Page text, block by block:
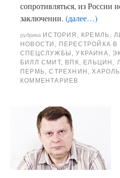
сопротивляться, из России
заключении. (далее…)
рубрика ИСТОРИЯ , КРЕМЛЬ,
НОВОСТИ , ПЕРЕСТРОЙКА В
СПЕЦСЛУЖБЫ ,УКРАИНА,
БИЛЛ СМИТ, ВПК, ЕЛЬЦИН ,
ПЕРМЬ,СТРЕХНИН ,
КОММЕНТАРИЕВ